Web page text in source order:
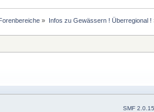
» Infos zu Gewässern ! Überregional !
SMF 2.0.15